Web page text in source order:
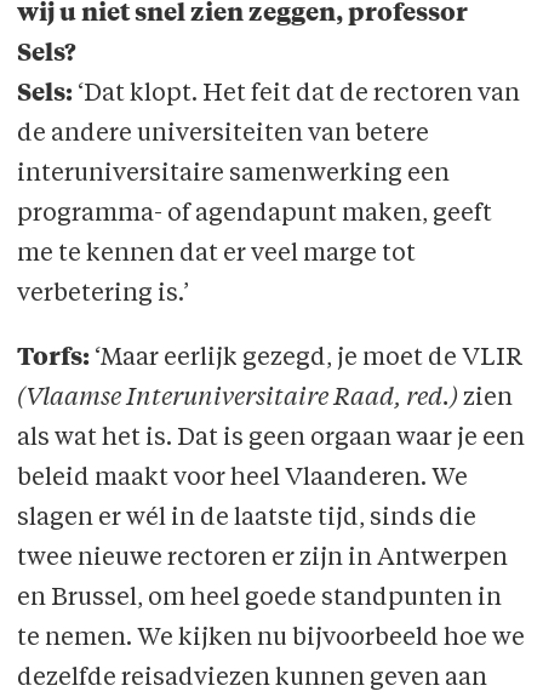
wij u niet snel zien zeggen, professor
Sels?
Sels: ‘Dat klopt. Het feit dat de rectoren van
de andere universiteiten van betere
interuniversitaire samenwerking een
programma- of agendapunt maken, geeft
me te kennen dat er veel marge tot
verbetering is.’
Torfs: ‘Maar eerlijk gezegd, je moet de VLIR
(Vlaamse Interuniversitaire Raad, red.) zien
als wat het is. Dat is geen orgaan waar je een
beleid maakt voor heel Vlaanderen. We
slagen er wél in de laatste tijd, sinds die
twee nieuwe rectoren er zijn in Antwerpen
en Brussel, om heel goede standpunten in
te nemen. We kijken nu bijvoorbeeld hoe we
dezelfde reisadviezen kunnen geven aan